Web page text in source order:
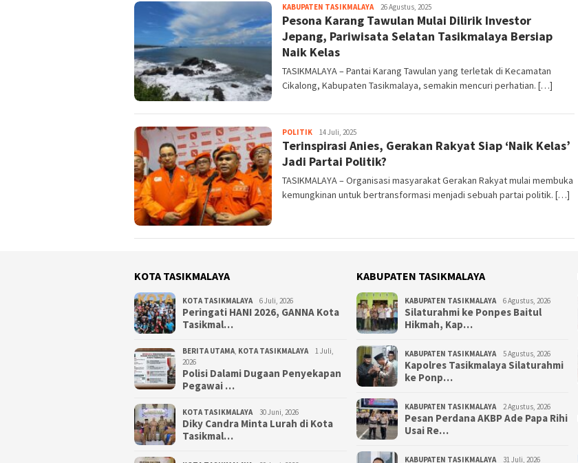
KABUPATEN TASIKMALAYATim
Redaksi
26 Agustus, 2025
Pesona Karang Tawulan Mulai Dilirik Investor
Jepang, Pariwisata Selatan Tasikmalaya Bersiap
Naik Kelas
TASIKMALAYA – Pantai Karang Tawulan yang terletak di Kecamatan
Cikalong, Kabupaten Tasikmalaya, semakin mencuri perhatian. […]
POLITIK Tim
Redaksi
14 Juli, 2025
Terinspirasi Anies, Gerakan Rakyat Siap ‘Naik Kelas’
Jadi Partai Politik?
TASIKMALAYA – Organisasi masyarakat Gerakan Rakyat mulai membuka
kemungkinan untuk bertransformasi menjadi sebuah partai politik. […]
KOTA TASIKMALAYA
KOTA TASIKMALAYA 6 Juli, 2026
Peringati HANI 2026, GANNA Kota
Tasikmal…
BERITA UTAMA, KOTA TASIKMALAYA
1 Juli,
2026
Polisi Dalami Dugaan Penyekapan
Pegawai …
KOTA TASIKMALAYA 30 Juni, 2026
Diky Candra Minta Lurah di Kota
Tasikmal…
KABUPATEN TASIKMALAYA
KABUPATEN TASIKMALAYA 6 Agustus, 2026
Silaturahmi ke Ponpes Baitul
Hikmah, Kap…
KABUPATEN TASIKMALAYA 5 Agustus, 2026
Kapolres Tasikmalaya Silaturahmi
ke Ponp…
KABUPATEN TASIKMALAYA 2 Agustus, 2026
Pesan Perdana AKBP Ade Papa Rihi
Usai Re…
KABUPATEN TASIKMALAYA 31 Juli, 2026